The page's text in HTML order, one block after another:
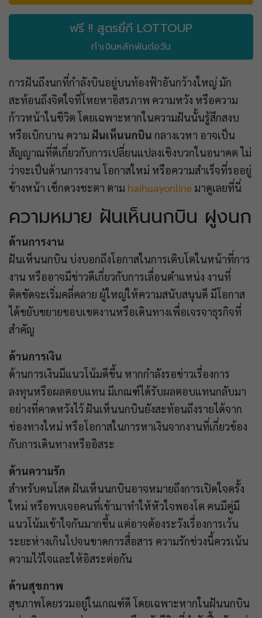
ฟรี !! สูตรยี่กี LOTTOUP
ทำเงินหลักพันต่อวัน
การฝันถึงนกที่กำลังบินอยู่บนท้องฟ้าอันกว้างใหญ่ มัก
สะท้อนถึงจิตใจที่โหยหาอิสรภาพ ความหวัง หรือความ
ก้าวหน้าในชีวิต โดยเฉพาะหากในความฝันนั้นรู้สึกสงบ
หรือเบิกบาน ความ ฝันเห็นนกบิน กลางเวหา อาจเป็น
สัญญาณที่ดีเกี่ยวกับการเปลี่ยนแปลงเชิงบวกในอนาคต ไม่
ว่าจะเป็นด้านการงาน โอกาสใหม่ หรือความสำเร็จที่รออยู่
ข้างหน้า เช็กดวงชะตา ตาม haihuayonline มาดูเลยที่นี่
ความหมาย ฝันเห็นนกบิน ฝูงนก
ด้านการงาน
ฝันเห็นนกบิน บ่งบอกถึงโอกาสในการเติบโตในหน้าที่การ
งาน หรืออาจมีข่าวดีเกี่ยวกับการเลื่อนตำแหน่ง งานที่
ติดขัดจะเริ่มคลี่คลาย ผู้ใหญ่ให้ความสนับสนุนดี มีโอกาส
ได้ขยับขยายขอบเขตงานหรือเดินทางเพื่อเจรจาธุรกิจที่
สำคัญ
ด้านการเงิน
ด้านการเงินมีแนวโน้มดีขึ้น หากกำลังรอข่าวเรื่องการ
ลงทุนหรือผลตอบแทน มีเกณฑ์ได้รับผลตอบแทนกลับมา
อย่างที่คาดหวังไว้ ฝันเห็นนกบินยังสะท้อนถึงรายได้จาก
ช่องทางใหม่ หรือโอกาสในการหาเงินจากงานที่เกี่ยวข้อง
กับการเดินทางหรืออิสระ
ด้านความรัก
สำหรับคนโสด ฝันเห็นนกบินอาจหมายถึงการเปิดใจครั้ง
ใหม่ หรือพบเจอคนที่เข้ามาทำให้หัวใจพองโต คนมีคู่มี
แนวโน้มเข้าใจกันมากขึ้น แต่อาจต้องระวังเรื่องการเว้น
ระยะห่างเกินไปจนขาดการสื่อสาร ความรักช่วงนี้ควรเน้น
ความไว้ใจและให้อิสระต่อกัน
ด้านสุขภาพ
สุขภาพโดยรวมอยู่ในเกณฑ์ดี โดยเฉพาะหากในฝันนกบิน